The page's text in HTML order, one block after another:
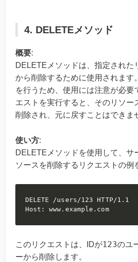
4. DELETEメソッド
概要:
DELETEメソッドは、指定された
から削除するために使用されます
を行うため、使用には注意が必要
エストを実行すると、そのリソー
削除され、元に戻すことはできま
使い方:
DELETEメソッドを使用して、サ
ソースを削除するリクエストの例
DELETE /users/123 HTTP/1.1
Host: www.example.com
このリクエストは、IDが123のユ
ーから削除します。